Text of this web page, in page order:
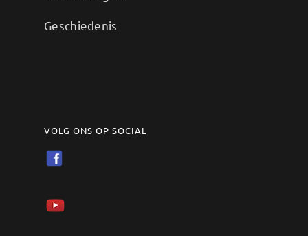
Geschiedenis
VOLG ONS OP SOCIAL